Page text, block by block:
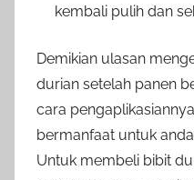
kembali pulih dan
Demikian ulasan
durian setelah panen
cara
bermanfaat untuk
Untuk membeli bibit